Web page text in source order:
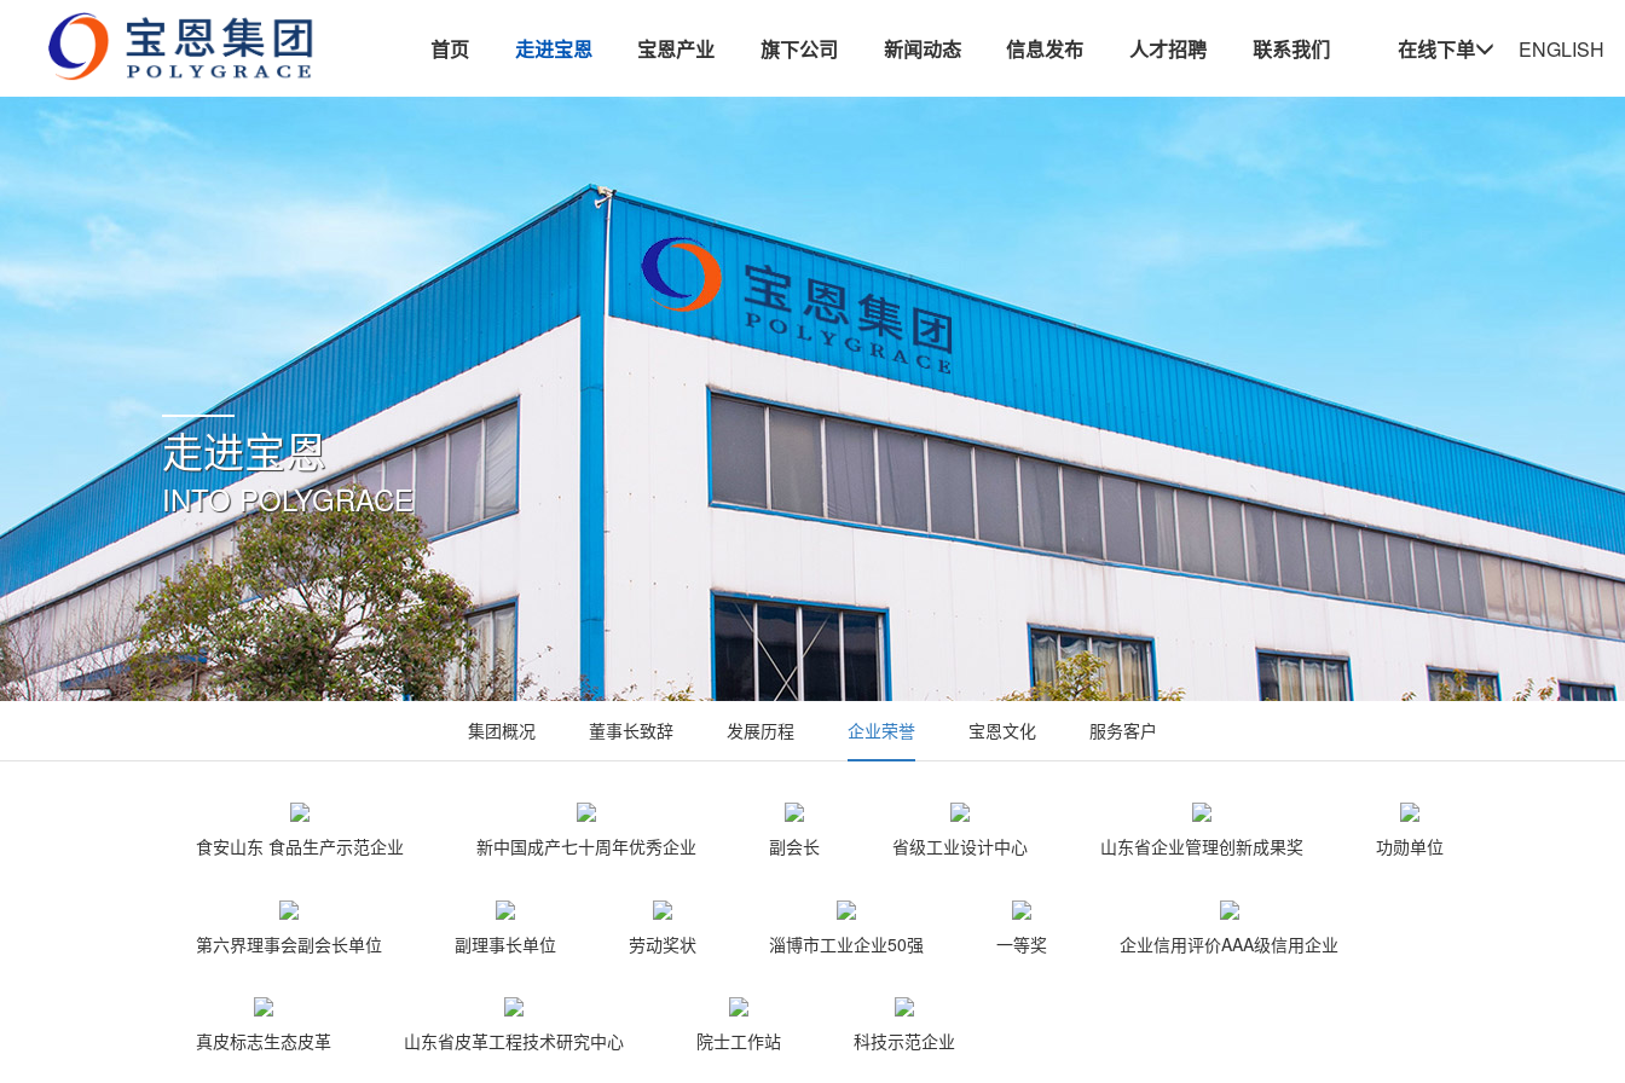
首页 走进宝恩 宝恩产业 旗下公司 新闻动态 信息发布 人才招聘 联系我们 在线下单 ENGLISH
走进宝恩
INTO POLYGRACE
集团概况 董事长致辞 发展历程 企业荣誉 宝恩文化 服务客户
食安山东 食品生产示范企业 新中国成产七十周年优秀企业 副会长 省级工业设计中心 山东省企业管理创新成果奖 功勋单位
第六界理事会副会长单位 副理事长单位 劳动奖状 淄博市工业企业50强 一等奖 企业信用评价AAA级信用企业
真皮标志生态皮革 山东省皮革工程技术研究中心 院士工作站 科技示范企业